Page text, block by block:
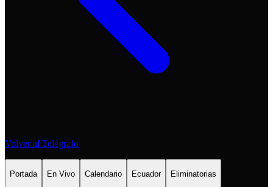
Volver al Telégrafo
Portada En Vivo Calendario Ecuador Eliminatorias